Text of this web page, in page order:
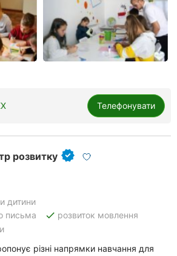
Телефонувати
розвитку
дитини
письма done розвиток мовлення
різні напрямки навчання для